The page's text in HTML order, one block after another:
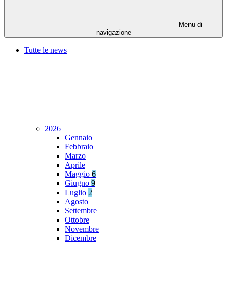
Menu di
navigazione
Tutte le news
2026
Gennaio
Febbraio
Marzo
Aprile
Maggio 6
Giugno 9
Luglio 2
Agosto
Settembre
Ottobre
Novembre
Dicembre